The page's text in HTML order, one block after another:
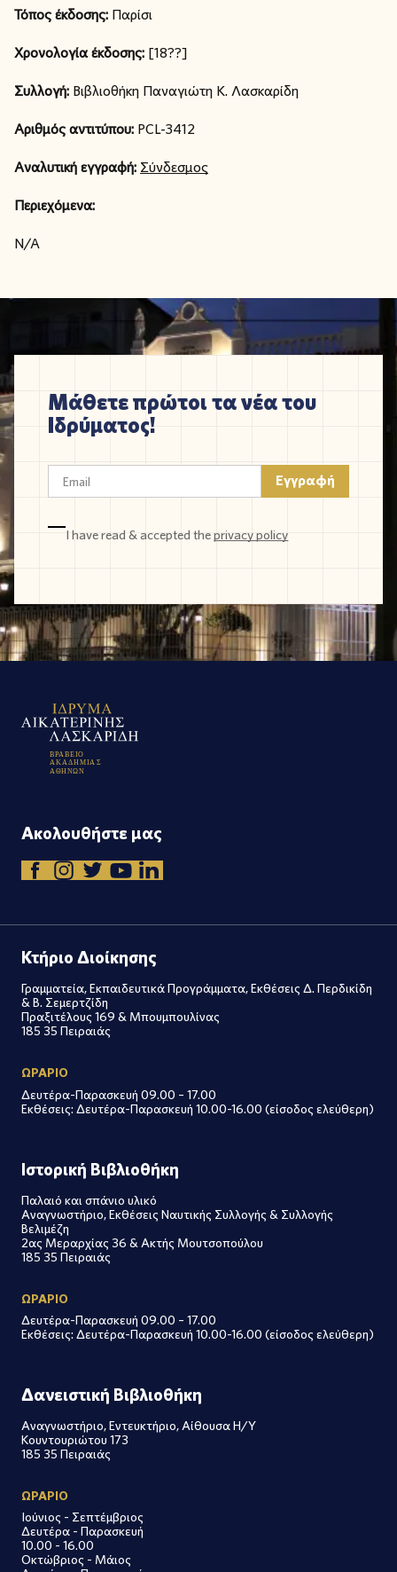
Τόπος έκδοσης: Παρίσι
Χρονολογία έκδοσης: [18??]
Συλλογή: Βιβλιοθήκη Παναγιώτη Κ. Λασκαρίδη
Αριθμός αντιτύπου: PCL-3412
Αναλυτική εγγραφή: Σύνδεσμος
Περιεχόμενα:
N/A
Μάθετε πρώτοι τα νέα του
Ιδρύματος!
I have read & accepted theprivacy policy
ΒΡΑΒΕΙΟ
ΑΚΑΔΗΜΙΑ Σ
Α ΘΗΝΩΝ
Ακολουθήστε μας
Κτήριο Διοίκησης
Γραμματεία, Εκπαιδευτικά Προγράμματα, Εκθέσεις Δ. Περδικίδη
& Β. Σεμερτζίδη
Πραξιτέλους 169 & Μπουμπουλίνας
185 35 Πειραιάς
ΩΡΑΡΙΟ
Δευτέρα-Παρασκευή 09.00 – 17.00
Εκθέσεις: Δευτέρα-Παρασκευή 10.00-16.00 (είσοδος ελεύθερη)
Ιστορική Βιβλιοθήκη
Παλαιό και σπάνιο υλικό
Αναγνωστήριο, Εκθέσεις Ναυτικής Συλλογής & Συλλογής
Βελιμέζη
2ας Μεραρχίας 36 & Ακτής Μουτσοπούλου
185 35 Πειραιάς
ΩΡΑΡΙΟ
Δευτέρα-Παρασκευή 09.00 – 17.00
Εκθέσεις: Δευτέρα-Παρασκευή 10.00-16.00 (είσοδος ελεύθερη)
Δανειστική Βιβλιοθήκη
Αναγνωστήριο, Εντευκτήριο, Αίθουσα Η/Υ
Κουντουριώτου 173
185 35 Πειραιάς
ΩΡΑΡΙΟ
Ιούνιος - Σεπτέμβριος
Δευτέρα - Παρασκευή
10.00 - 16.00
Οκτώβριος - Μάιος